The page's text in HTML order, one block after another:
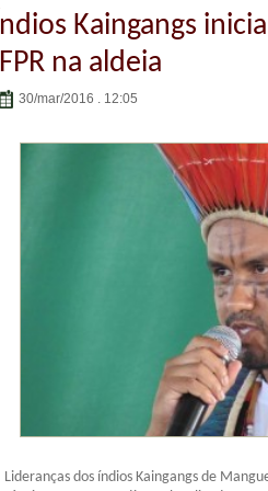
Índios Kaingangs
IFPR na aldeia
30/mar/2016 . 12:05
Lideranças dos índios Kaingangs de